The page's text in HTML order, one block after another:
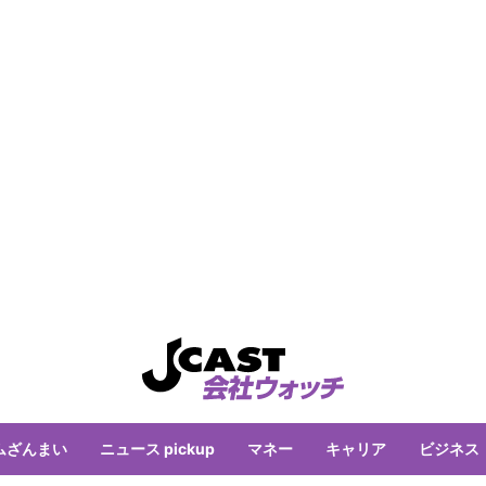
ざんまい ニュース pickup マネー キャリア ビジネス